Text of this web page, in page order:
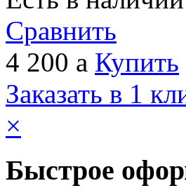
Сравнить
4 200 a Купить
Заказать в 1
×
Быстрое